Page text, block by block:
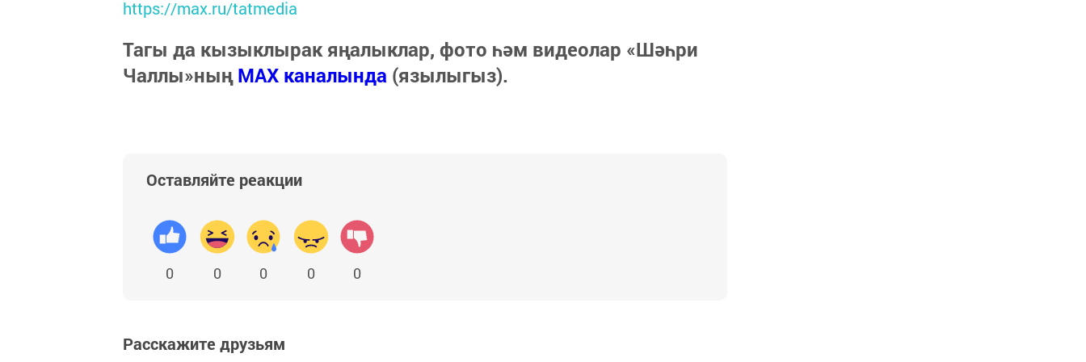
https://max.ru/tatmedia
Тагы да кызыклырак яңалыклар, фото һәм видеолар «Шәһри
Чаллы»ныңMAX каналында (язылыгыз).
Оставляйте реакции
0 0 0 0 0
Расскажите друзьям